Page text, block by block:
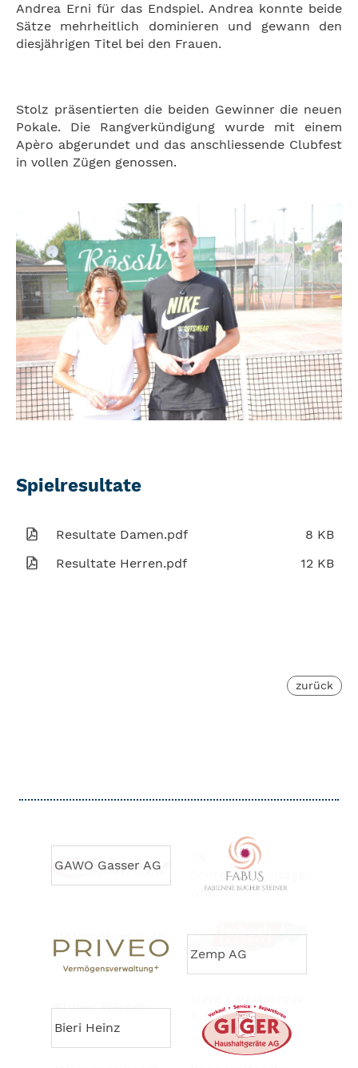
Andrea Erni für das Endspiel. Andrea konnte beide
Sätze mehrheitlich dominieren und gewann den
diesjährigen Titel bei den Frauen.
Stolz präsentierten die beiden Gewinner die neuen
Pokale. Die Rangverkündigung wurde mit einem
Apèro abgerundet und das anschliessende Clubfest
in vollen Zügen genossen.
Spielresultate
Resultate Damen.pdf
8 KB
Resultate Herren.pdf
12 KB
zurück
GAWO Gasser AG
Zemp AG
Bieri Heinz
Schreinermontagen
GmbH
Unternährer Ruth
Studer Werner
AG